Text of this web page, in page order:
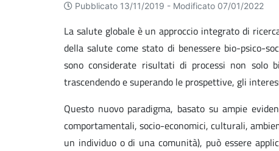
Pubblicato 13/11/2019 - Modificato 07/01/2022
La salute globale è un approccio integrato di
della salute come stato di benessere bio-psico-
sono considerate risultati di processi non solo
trascendendo e superando le prospettive, gli
Questo nuovo paradigma, basato su ampie
comportamentali, socio-economici, culturali,
un individuo o di una comunità), può essere